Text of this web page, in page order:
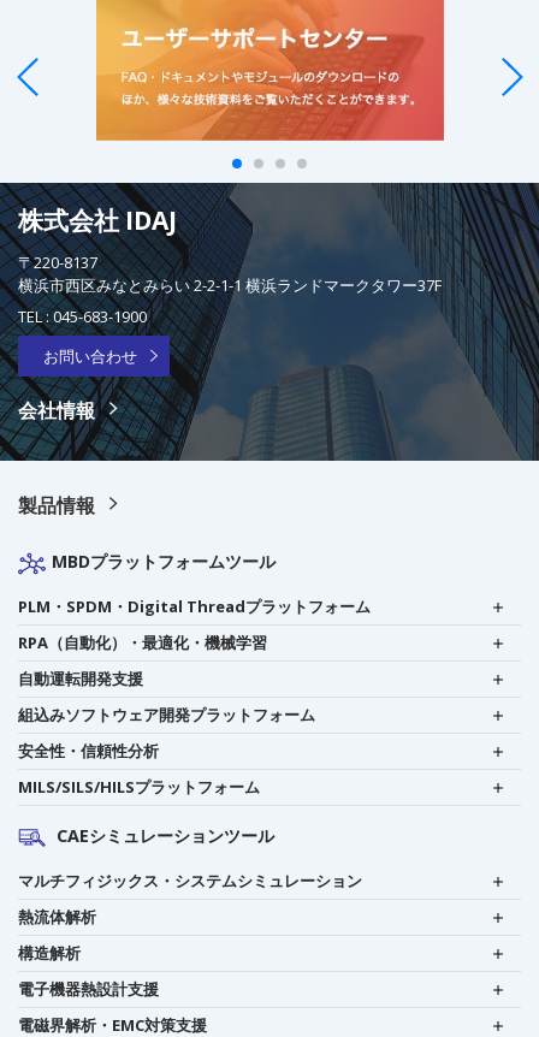
株式会社 IDAJ
〒220-8137
横浜市西区みなとみらい 2-2-1-1 横浜ランドマークタワー37F
TEL :045-683-1900
お問い合わせ
会社情報
製品情報
MBDプラットフォームツール
PLM・SPDM・Digital Threadプラットフォーム
RPA（自動化）・最適化・機械学習
自動運転開発支援
組込みソフトウェア開発プラットフォーム
安全性・信頼性分析
MILS/SILS/HILSプラットフォーム
CAEシミュレーションツール
マルチフィジックス・システムシミュレーション
熱流体解析
構造解析
電子機器熱設計支援
電磁界解析・EMC対策支援